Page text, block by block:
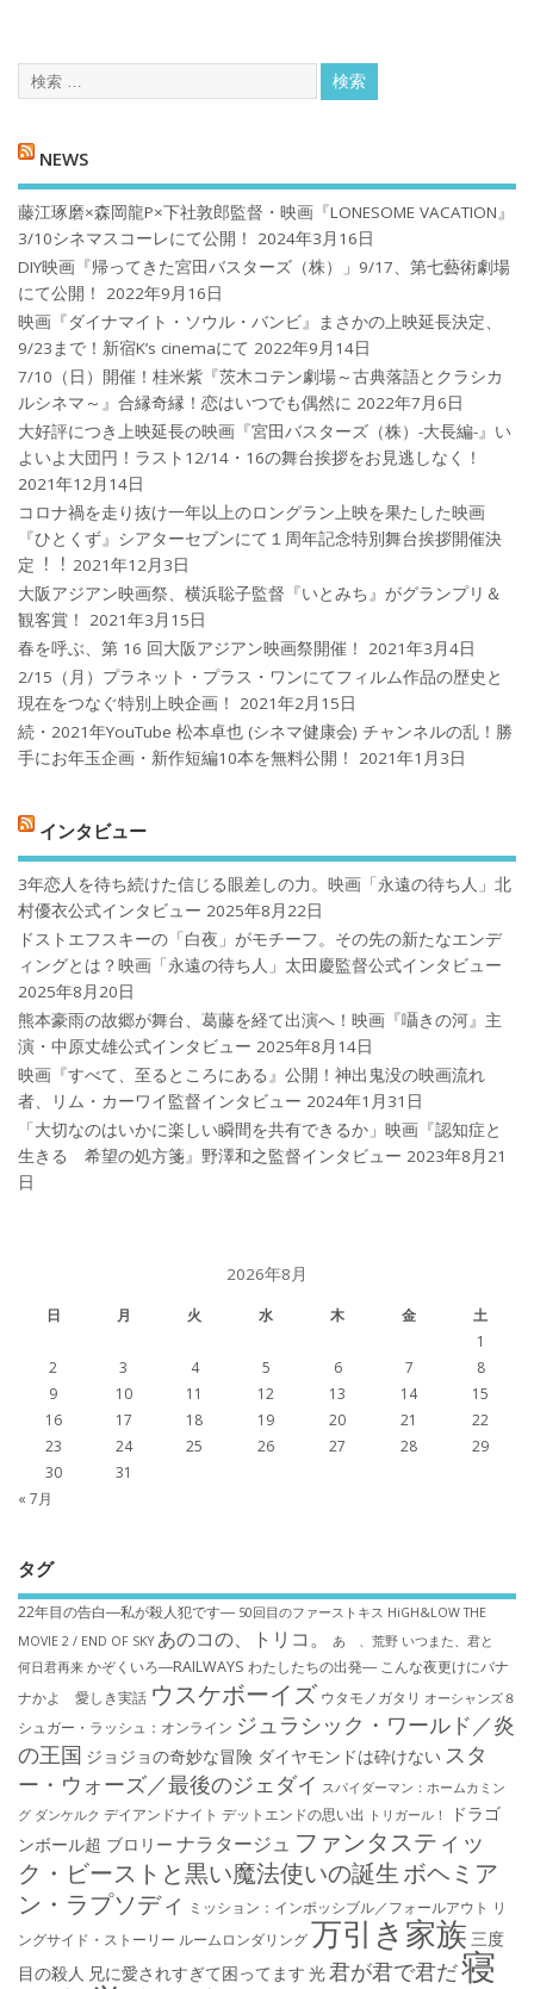
NEWS
藤江琢磨×森岡龍P×下社敦郎監督・映画『LONESOME VACATION』
3/10シネマスコーレにて公開！
2024年3月16日
DIY映画『帰ってきた宮田バスターズ（株）」9/17、第七藝術劇場
にて公開！
2022年9月16日
映画『ダイナマイト・ソウル・バンビ』まさかの上映延長決定、
9/23まで！新宿K’s cinemaにて 2022年9月14日
7/10（日）開催！桂米紫『茨木コテン劇場～古典落語とクラシカ
ルシネマ～』合縁奇縁！恋はいつでも偶然に 2022年7月6日
大好評につき上映延長の映画『宮田バスターズ（株）-大長編-』い
よいよ大団円！ラスト12/14・16の舞台挨拶をお見逃しなく！
2021年12月14日
コロナ禍を⾛り抜け⼀年以上のロングラン上映を果たした映画
『ひとくず』シアターセブンにて１周年記念特別舞台挨拶開催決
定︕︕ 2021年12月3日
大阪アジアン映画祭、横浜聡子監督『いとみち』がグランプリ＆
観客賞！
2021年3月15日
春を呼ぶ、第 16 回大阪アジアン映画祭開催！
2021年3月4日
2/15（月）プラネット・プラス・ワンにてフィルム作品の歴史と
現在をつなぐ特別上映企画！
2021年2月15日
続・2021年YouTube 松本卓也 (シネマ健康会) チャンネルの乱！勝
手にお年玉企画・新作短編10本を無料公開！
2021年1月3日
インタビュー
3年恋人を待ち続けた信じる眼差しの力。映画「永遠の待ち人」北
村優衣公式インタビュー 2025年8月22日
ドストエフスキーの「白夜」がモチーフ。その先の新たなエンデ
ィングとは？映画「永遠の待ち人」太田慶監督公式インタビュー
2025年8月20日
熊本豪雨の故郷が舞台、葛藤を経て出演へ！映画『囁きの河』主
演・中原丈雄公式インタビュー 2025年8月14日
映画『すべて、至るところにある』公開！神出鬼没の映画流れ
者、リム・カーワイ監督インタビュー 2024年1月31日
「大切なのはいかに楽しい瞬間を共有できるか」映画『認知症と
生きる 希望の処方箋』野澤和之監督インタビュー 2023年8月21
日
2026年8月
日 月 火 水 木 金
土
1
2
3 4 5 6 7
8
9
10 11 12 13 14
15
16
17 18 19 20 21
22
23
24 25 26 27 28
29
30
31
« 7月
タグ
22年目の告白―私が殺人犯です― 50回目のファーストキス HiGH&LOW THE
MOVIE 2 / END OF SKY あのコの、トリコ。 あゝ、荒野 いつまた、君と
何日君再来 かぞくいろ―RAILWAYS わたしたちの出発― こんな夜更けにバナ
ナかよ 愛しき実話 ウスケボーイズ ウタモノガタリ オーシャンズ８
シュガー・ラッシュ：オ​ンライン ジュラシック・ワールド／炎
の王国 ジョジョの奇妙な冒険 ダイヤモンドは砕けない スタ
ー・ウォーズ／最後のジェダイ スパイダーマン：ホームカミン
グ ダンケルク デイアンドナイト デットエンドの思い出 トリガール！
ドラゴ
ンボール超 ブロリー ナラタージュ ファンタスティッ
ク・ビーストと黒い魔法使いの誕生 ボヘミア
ン・ラプソディ ミッション：インポッシブル／フォールアウト リ
ングサイド・ストーリー ルームロンダリング万引き家族 三度
目の殺人 兄に愛されすぎて困ってます 光君が君で君だ寝